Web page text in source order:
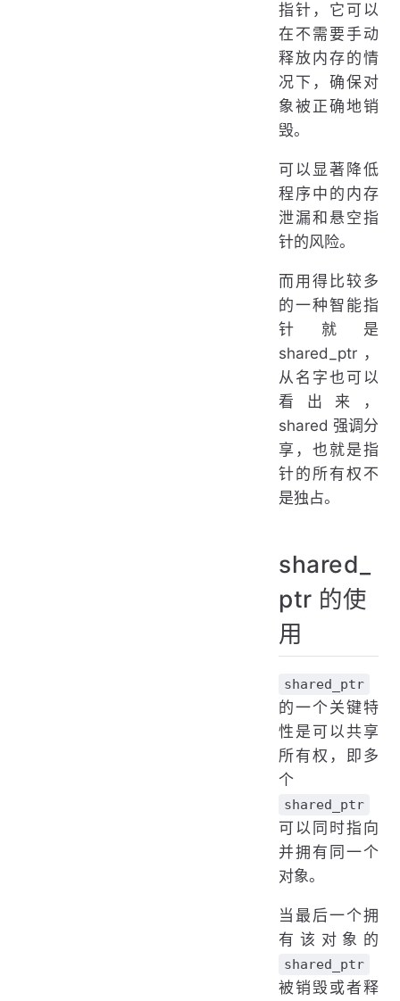
指针，它可以
在不需要手动
释放内存的情
况下，确保对
象被正确地销
毁。
可以显著降低
程序中的内存
泄漏和悬空指
针的风险。
而用得比较多
的一种智能指
针就是
shared_ptr ，
从名字也可以
看出来，
shared 强调分
享，也就是指
针的所有权不
是独占。
shared_
ptr 的使
用
shared_ptr
的一个关键特
性是可以共享
所有权，即多
个
shared_ptr
可以同时指向
并拥有同一个
对象。
当最后一个拥
有该对象的
shared_ptr
被销毁或者释